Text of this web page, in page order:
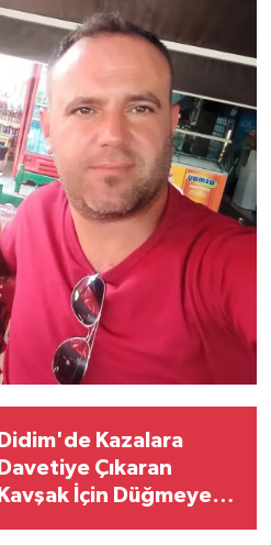
Didim'de Kazalara
Davetiye Çıkaran
Kavşak İçin Düğmeye